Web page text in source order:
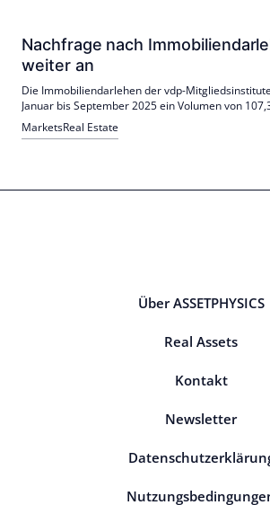
Nachfrage nach
weiter an
Die Immobiliendarlehen der vdp-
Januar bis September 2025 ein Volumen von
einem Anstieg von 18,2% gegenüber dem Vorjahr
MarketsReal Estate
Über ASSETPHYSICS
Real Assets
Kontakt
Newsletter